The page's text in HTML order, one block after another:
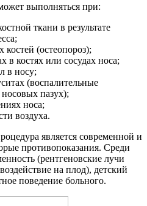
выполняться при:
ткани в результате
костей (остеопороз);
в костях или сосудах носа;
в носу;
(воспалительные
носовых пазух);
носа;
воздуха.
является современной и
противопоказания. Среди
(рентгеновские лучи
на плод), детский
поведение больного.